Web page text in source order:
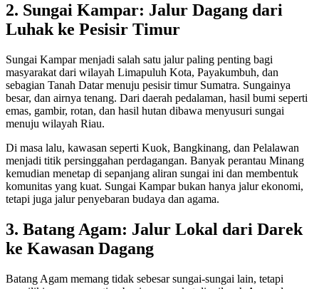
2. Sungai Kampar: Jalur Dagang dari
Luhak ke Pesisir Timur
Sungai Kampar menjadi salah satu jalur paling penting bagi
masyarakat dari wilayah Limapuluh Kota, Payakumbuh, dan
sebagian Tanah Datar menuju pesisir timur Sumatra. Sungainya
besar, dan airnya tenang. Dari daerah pedalaman, hasil bumi seperti
emas, gambir, rotan, dan hasil hutan dibawa menyusuri sungai
menuju wilayah Riau.
Di masa lalu, kawasan seperti Kuok, Bangkinang, dan Pelalawan
menjadi titik persinggahan perdagangan. Banyak perantau Minang
kemudian menetap di sepanjang aliran sungai ini dan membentuk
komunitas yang kuat. Sungai Kampar bukan hanya jalur ekonomi,
tetapi juga jalur penyebaran budaya dan agama.
3. Batang Agam: Jalur Lokal dari Darek
ke Kawasan Dagang
Batang Agam memang tidak sebesar sungai-sungai lain, tetapi